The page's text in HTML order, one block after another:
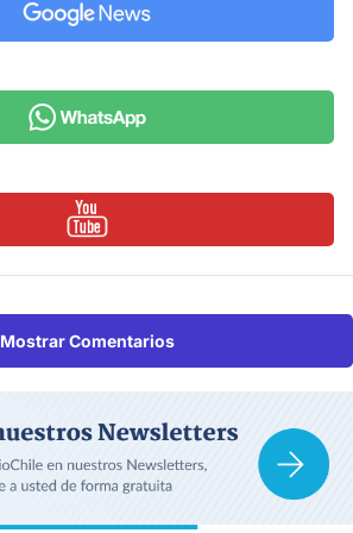
Mostrar Comentarios